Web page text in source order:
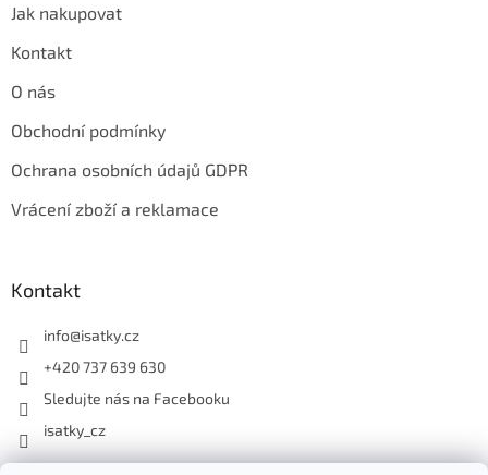
Jak nakupovat
Kontakt
O nás
Obchodní podmínky
Ochrana osobních údajů GDPR
Vrácení zboží a reklamace
Kontakt
info@isatky.cz
+420 737 639 630
Sledujte nás na Facebooku
isatky_cz